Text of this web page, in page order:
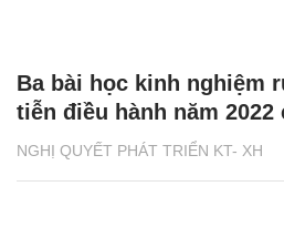
NGHỊ QUYẾT PHÁT TRIỂN KT- XH
Ba bài học kinh nghiệm
tiễn điều hành năm 2022